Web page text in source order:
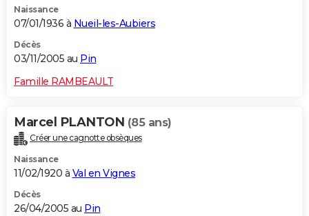
Naissance
07/01/1936 à Nueil-les-Aubiers
Décès
03/11/2005 au Pin
Famille RAMBEAULT
Marcel PLANTON (85 ans)
Créer une cagnotte obsèques
Naissance
11/02/1920 à Val en Vignes
Décès
26/04/2005 au Pin